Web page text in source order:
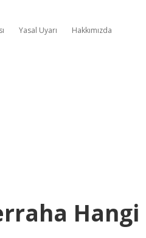
Yasal Uyarı Hakkımızda